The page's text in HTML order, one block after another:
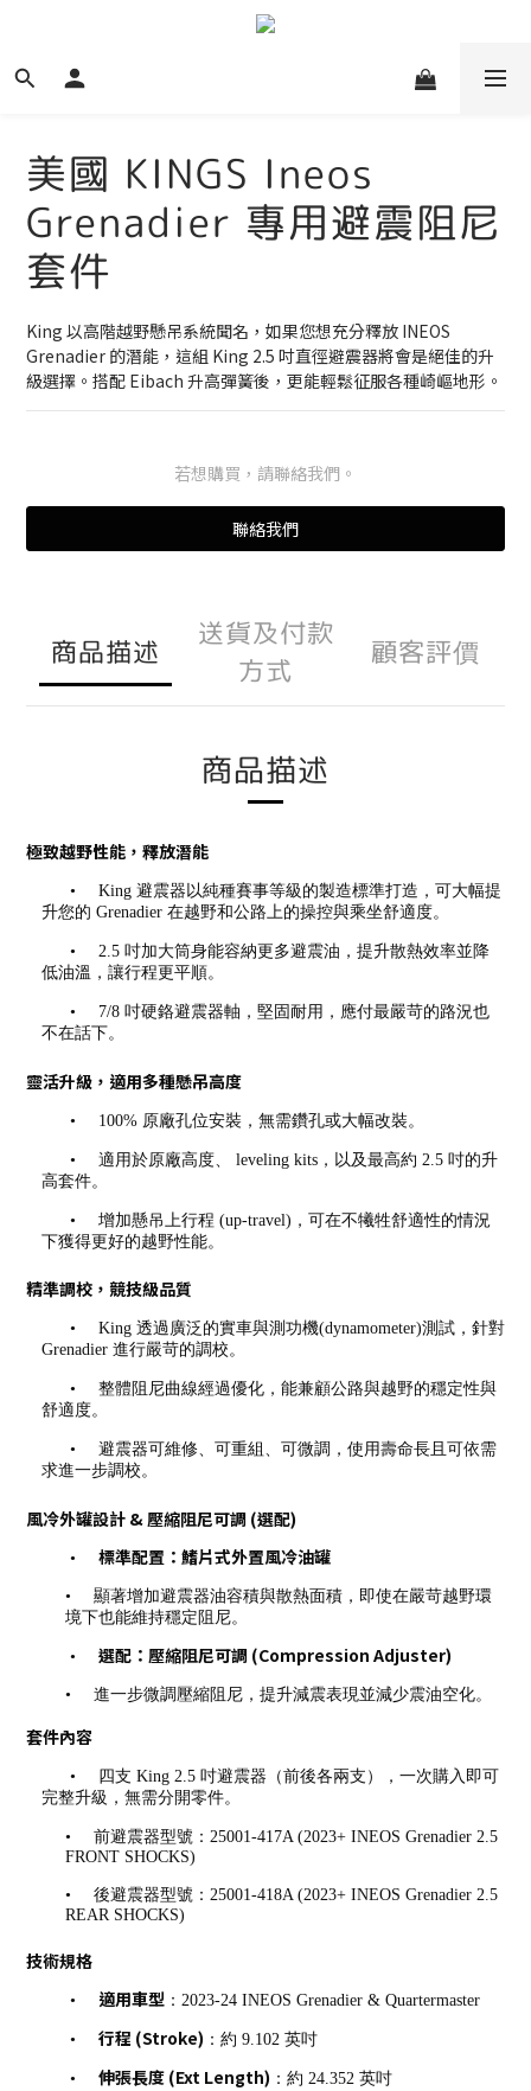
美國 KINGS Ineos
Grenadier 專用避震阻尼
套件
King 以高階越野懸吊系統聞名，如果您想充分釋放 INEOS
Grenadier 的潛能，這組 King 2.5 吋直徑避震器將會是絕佳的升
級選擇。搭配 Eibach 升高彈簧後，更能輕鬆征服各種崎嶇地形。
若想購買，請聯絡我們。
聯絡我們
商品描述
送貨及付款
方式
顧客評價
商品描述
極致越野性能，釋放潛能
•
King 避震器以純種賽事等級的製造標準打造，可大幅提
升您的 Grenadier 在越野和公路上的操控與乘坐舒適度。
•
2.5 吋加大筒身能容納更多避震油，提升散熱效率並降
低油溫，讓行程更平順。
•
7/8 吋硬鉻避震器軸，堅固耐用，應付最嚴苛的路況也
不在話下。
靈活升級，適用多種懸吊高度
• 100% 原廠孔位安裝，無需鑽孔或大幅改裝。
•
適用於原廠高度、 leveling kits，以及最高約 2.5 吋的升
高套件。
•
增加懸吊上行程 (up-travel)，可在不犧牲舒適性的情況
下獲得更好的越野性能。
精準調校，競技級品質
•
King 透過廣泛的實車與測功機(dynamometer)測試，針對
Grenadier 進行嚴苛的調校。
•
整體阻尼曲線經過優化，能兼顧公路與越野的穩定性與
舒適度。
•
避震器可維修、可重組、可微調，使用壽命長且可依需
求進一步調校。
風冷外罐設計 & 壓縮阻尼可調 (選配)
• 標準配置：鰭片式外置風冷油罐
•
顯著增加避震器油容積與散熱面積，即使在嚴苛越野環
境下也能維持穩定阻尼。
• 選配：壓縮阻尼可調 (Compression Adjuster)
• 進一步微調壓縮阻尼，提升減震表現並減少震油空化。
套件內容
•
四支 King 2.5 吋避震器（前後各兩支），一次購入即可
完整升級，無需分開零件。
•
前避震器型號：25001-417A (2023+ INEOS Grenadier 2.5
FRONT SHOCKS)
•
後避震器型號：25001-418A (2023+ INEOS Grenadier 2.5
REAR SHOCKS)
技術規格
• 適用車型 ：2023-24 INEOS Grenadier & Quartermaster
• 行程 (Stroke) ：約 9.102 英吋
• 伸張長度 (Ext Length) ：約 24.352 英吋